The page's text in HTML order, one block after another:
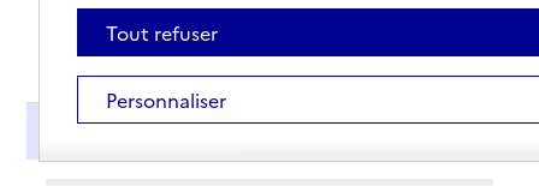
Présentation
Tout refuser
Personnaliser